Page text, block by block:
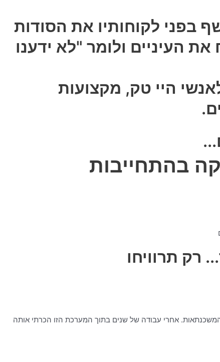
לקוחותיו את הסודות
העיניים ולומר "לא ידענו
היי טק, מקצועות
בהתחייבות
תרוויחו
אחרי עבודה של שנים בתוך המערכת הזו הכרתי אותה